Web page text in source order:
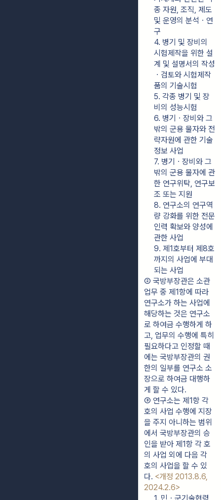
종 자원, 조직, 제도
및 운영의 분석ㆍ연
구
4. 병기 및 장비의
시험제작을 위한 설
계 및 설명서의 작성
ㆍ검토와 시험제작
품의 기술시험
5. 각종 병기 및 장
비의 성능시험
6. 병기ㆍ장비와 그
밖의 군용 물자와 전
략자원에 관한 기술
정보 사업
7. 병기ㆍ장비와 그
밖의 군용 물자에 관
한 연구위탁, 연구보
조 또는 지원
8. 연구소의 연구역
량 강화를 위한 전문
인력 확보와 양성에
관한 사업
9. 제1호부터 제8호
까지의 사업에 부대
되는 사업
② 국방부장관은 소관
업무 중 제1항에 따라
연구소가 하는 사업에
해당하는 것은 연구소
로 하여금 수행하게 하
고, 업무의 수행에 특히
필요하다고 인정할 때
에는 국방부장관의 권
한의 일부를 연구소 소
장으로 하여금 대행하
게 할 수 있다.
③ 연구소는 제1항 각
호의 사업 수행에 지장
을 주지 아니하는 범위
에서 국방부장관의 승
인을 받아 제1항 각 호
의 사업 외에 다음 각
호의 사업을 할 수 있
다. <개정 2013.8.6,
2024.2.6>